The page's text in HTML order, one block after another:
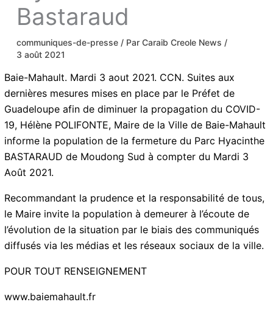
Bastaraud
communiques-de-presse / ParCaraib Creole News /
3 août 2021
Baie-Mahault. Mardi 3 aout 2021. CCN. Suites aux
dernières mesures mises en place par le Préfet de
Guadeloupe afin de diminuer la propagation du COVID-
19, Hélène POLIFONTE, Maire de la Ville de Baie-Mahault
informe la population de la fermeture du Parc Hyacinthe
BASTARAUD de Moudong Sud à compter du Mardi 3
Août 2021.
Recommandant la prudence et la responsabilité de tous,
le Maire invite la population à demeurer à l’écoute de
l’évolution de la situation par le biais des communiqués
diffusés via les médias et les réseaux sociaux de la ville.
POUR TOUT RENSEIGNEMENT
www.baiemahault.fr